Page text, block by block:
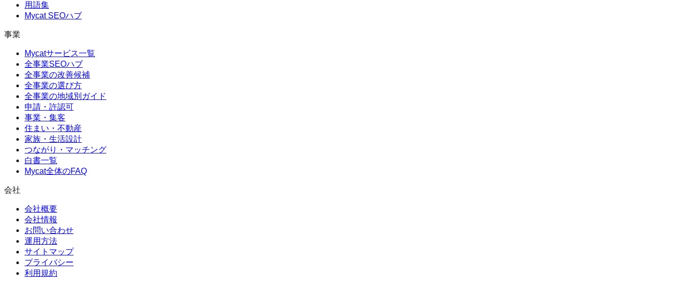
用語集
Mycat SEOハブ
事業
Mycatサービス一覧
全事業SEOハブ
全事業の改善候補
全事業の選び方
全事業の地域別ガイド
申請・許認可
事業・集客
住まい・不動産
家族・生活設計
つながり・マッチング
白書一覧
Mycat全体のFAQ
会社
会社概要
会社情報
お問い合わせ
運用方法
サイトマップ
プライバシー
利用規約